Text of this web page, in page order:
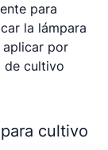
para
la lámpara
por
de cultivo
cultivo